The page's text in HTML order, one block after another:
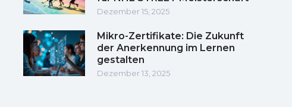
Dezember 15, 2025
Mikro-Zertifikate: Die Zukunft
der Anerkennung im Lernen
gestalten
Dezember 13, 2025